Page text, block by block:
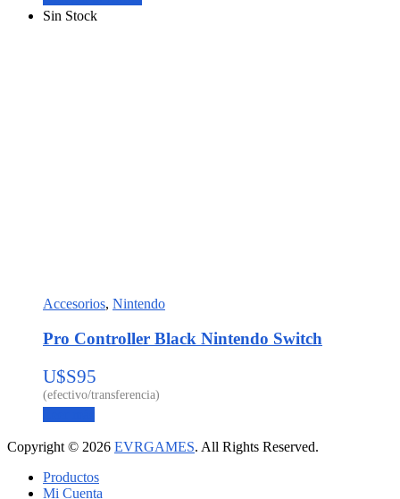
Sin Stock
Accesorios, Nintendo
Pro Controller Black Nintendo Switch
U$S95
Copyright © 2026 EVRGAMES. All Rights Reserved.
Productos
Mi Cuenta